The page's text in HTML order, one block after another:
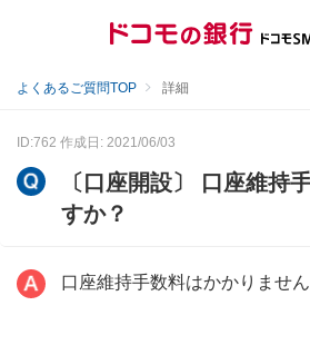
よくあるご質問TOP 詳細
ID:762 作成日: 2021/06/03
〔口座開設〕 口座維持
すか？
口座維持手数料はかかりません